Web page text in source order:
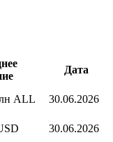
Дата
ALL
30.06.2026
30.06.2026